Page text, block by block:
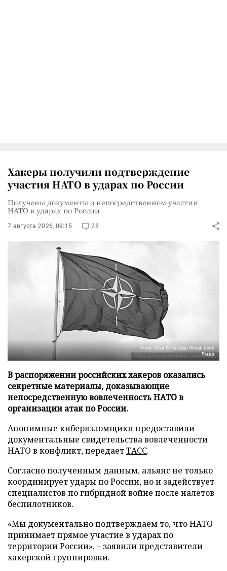
Хакеры получили подтверждение
участия НАТО в ударах по России
Получены документы о непосредственном участии
НАТО в ударах по России
7 августа 2026, 09:15 28
Фото: Elisa Schu/dpa/Global Look
Press
В распоряжении российских хакеров оказались
секретные материалы, доказывающие
непосредственную вовлеченность НАТО в
организации атак по России.
Анонимные кибервзломщики предоставили
документальные свидетельства вовлеченности
НАТО в конфликт, передаетТАСС.
Согласно полученным данным, альянс не только
координирует удары по России, но и задействует
специалистов по гибридной войне после налетов
беспилотников.
«Мы документально подтверждаем то, что НАТО
принимает прямое участие в ударах по
территории России», – заявили представители
хакерской группировки.